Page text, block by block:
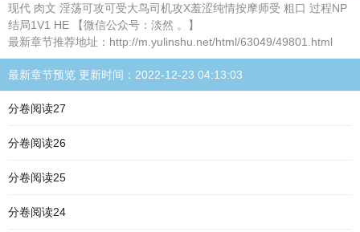
现代 肉文 淫荡可攻可受大鸟司机攻X羞涩纯情按摩师受 粗口 过程NP
结局1V1 HE 【微信公众号：淡然 。】
最新章节推荐地址：http://m.yulinshu.net/html/63049/49801.html
最新章节预览 更新时间：2022-12-23 04:13:03
分卷阅读27
分卷阅读26
分卷阅读25
分卷阅读24